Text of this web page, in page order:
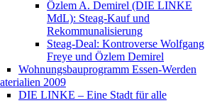
Özlem A. Demirel (DIE LINKE
MdL): Steag-Kauf und
Rekommunalisierung
Steag-Deal: Kontroverse Wolfgang
Freye und Özlem Demirel
Wohnungsbauprogramm Essen-Werden
2009
DIE LINKE – Eine Stadt für alle